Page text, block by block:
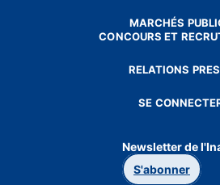
MARCHÉS
CONCOURS ET
RELATIONS
SE
Newsletter de
S'abonner